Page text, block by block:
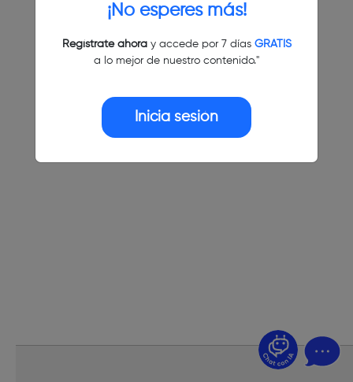
¡No esperes más!
Regístrate ahoray accede por 7 días GRATIS
a lo mejor de nuestro contenido."
Inicia sesión